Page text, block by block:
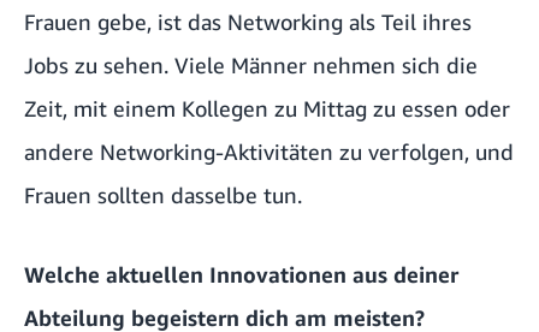
Frauen gebe, ist das Networking als Teil ihres
Jobs zu sehen. Viele Männer nehmen sich die
Zeit, mit einem Kollegen zu Mittag zu essen oder
andere Networking-Aktivitäten zu verfolgen, und
Frauen sollten dasselbe tun.
Welche aktuellen Innovationen aus deiner
Abteilung begeistern dich am meisten?